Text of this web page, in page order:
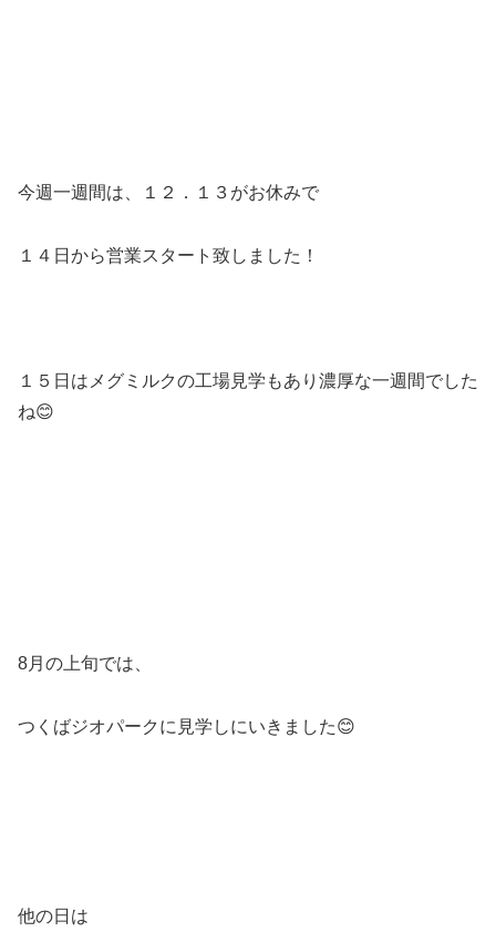
今週一週間は、１２．１３がお休みで
１４日から営業スタート致しました！
１５日はメグミルクの工場見学もあり濃厚な一週間でした
ね😊
8月の上旬では、
つくばジオパークに見学しにいきました😊
他の日は